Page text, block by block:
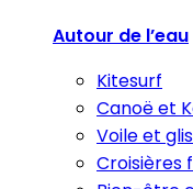
Autour de l’eau
Kitesurf
Canoë et
Voile et
Croisières